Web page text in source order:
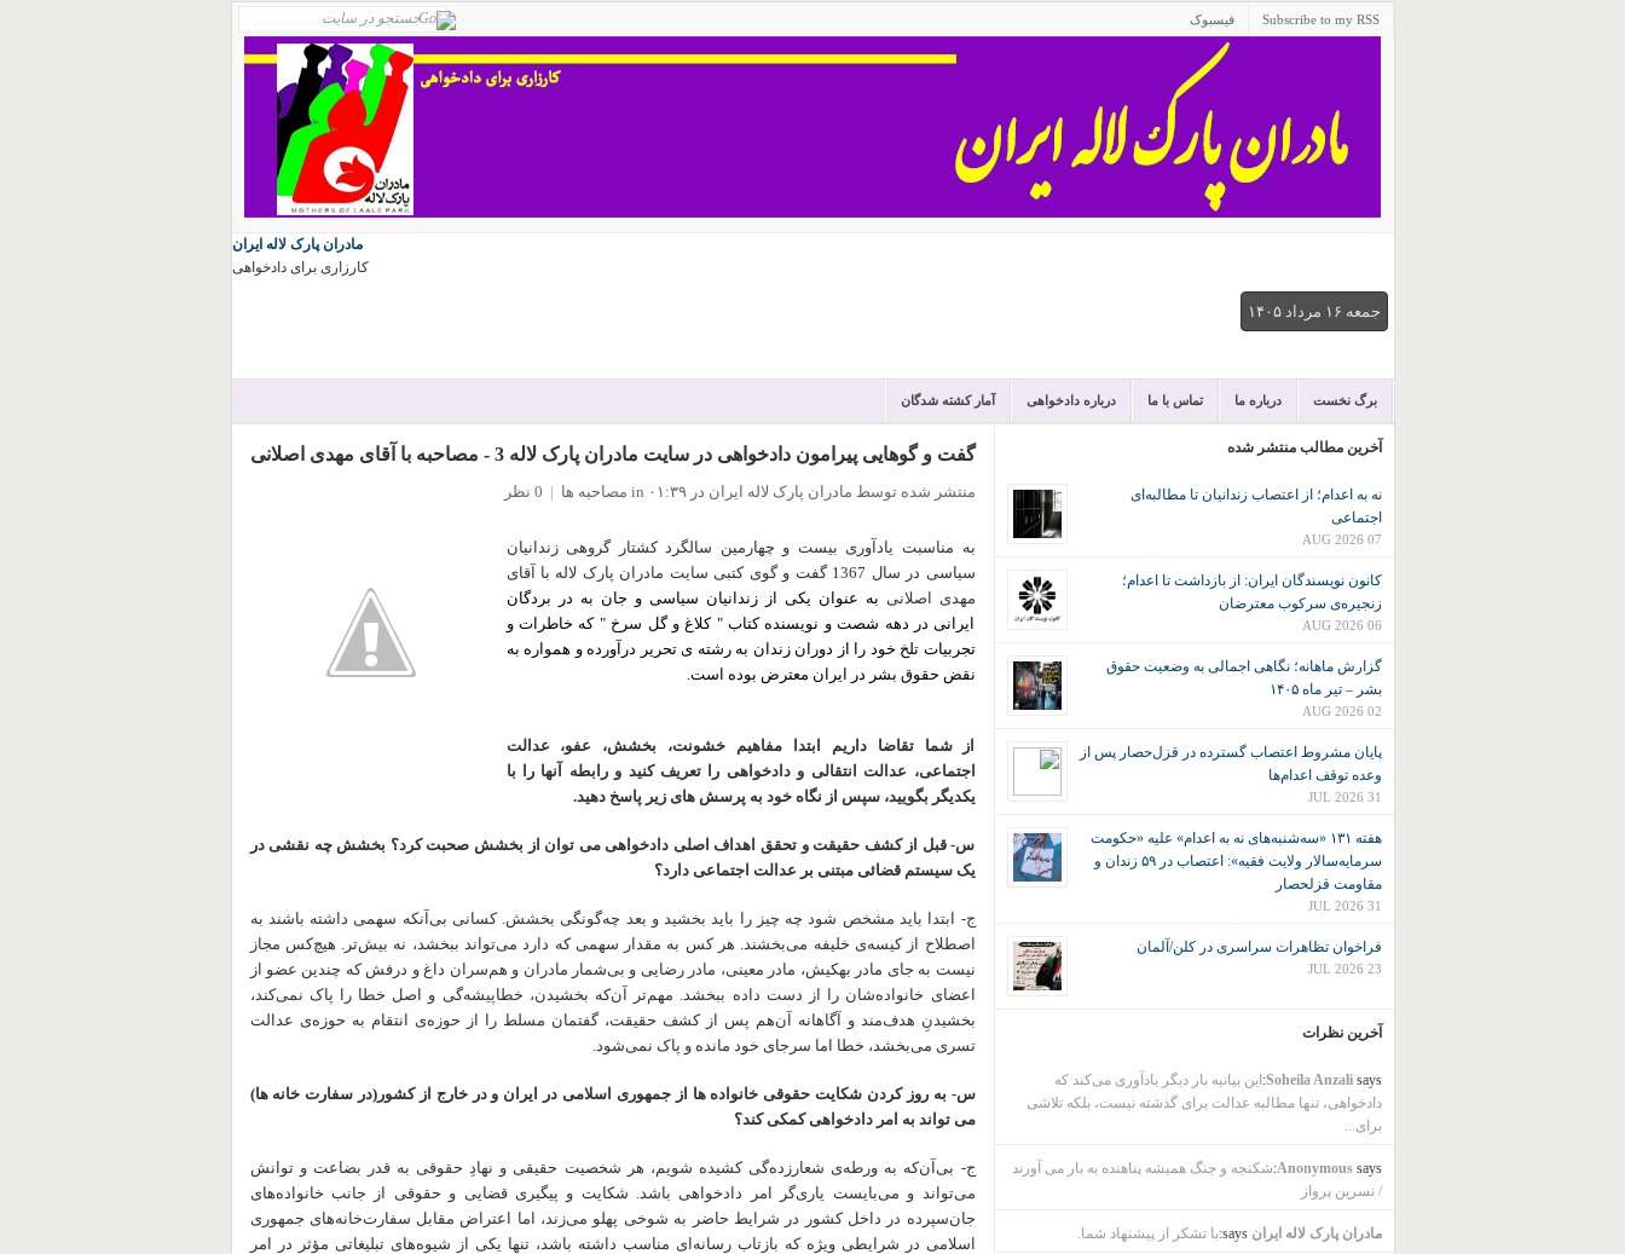
Subscribe to my RSS فیسبوک
مادران پارک لاله ایران
کارزاری برای دادخواهی
جمعه ۱۶ مرداد ۱۴۰۵
برگ نخست درباره ما تماس با ما درباره دادخواهی آمار کشته شدگان
گفت و گوهایی پیرامون دادخواهی در سایت مادران پارک لاله 3 - مصاحبه با آقای مهدی اصلانی
منتشر شده توسط مادران پارک لاله ایران در ۰۱:۳۹ in مصاحبه ها | 0 نظر
به مناسبت یادآوری بیست و چهارمین سالگرد کشتار گروهیزندانیان
سیاسی در سال
1367 گفت و گوی کتبی سایت مادران پارک لاله با آقای
مهدی اصلانی به عنوان یکی از زندانیان سیاسی و جان به در بردگان
ایرانی در دهه شصت و نویسنده کتاب " کلاغ و گل سرخ " که خاطرات و
تجربیات تلخ خود را از دوران زندان به رشته ی تحریر درآورده و همواره به
نقض حقوق بشر در ایران معترض بوده است.
از شما تقاضا داریم ابتدا مفاهیم خشونت، بخشش، عفو، عدالت
اجتماعی، عدالت انتقالی و دادخواهی را تعریف کنید و رابطه آنها را با
یکدیگر بگویید، سپس از نگاه خود به پرسش های زیر پاسخ دهید.
س- قبل از کشف حقیقت و تحقق اهداف اصلی دادخواهی می توان از بخشش صحبت کرد؟ بخشش چه نقشی در
یک سیستم قضائی مبتنی بر عدالت اجتماعی دارد؟
ج- ابتدا باید مشخص شود چه چیز را باید بخشید و بعد چه‌گونگی بخشش. کسانی بی‌آنکه سهمی داشته باشند به
اصطلاح از کیسه‌ی خلیفه می‌بخشند. هر کس به مقدار سهمی که دارد می‌تواند ببخشد، نه بیش‌تر. هیچ‌کس مجاز
نیست به جای مادر بهکیش، مادر معینی، مادر رضایی و بی‌شمار مادران و هم‌سران داغ و درفش که چندین عضو از
اعضای خانواده‌شان را از دست داده ببخشد. مهم‌تر آن‌که بخشیدن، خطا‌پیشه‌گی و اصل خطا را پاک نمی‌کند،
بخشیدنِ هدف‌مند و آگاهانه آن‌هم پس از کشف حقیقت، گفتمان مسلط را از حوزه‌ی انتقام به حوزه‌ی عدالت
تسری می‌بخشد، خطا اما سرجای خود مانده و پاک نمی‌شود.
س- به روز کردن شکایت حقوقی خانواده ها از جمهوری اسلامی در ایران و در خارج از کشور(در سفارت خانه ها)
می تواند به امر دادخواهی کمکی کند؟
ج- بی‌آن‌که به ورطه‌ی شعارزده‌گی کشیده شویم، هر شخصیت حقیقی و نهادِ حقوقی به قدر بضاعت و توانش
می‌تواند و می‌بایست یاری‌گر امر داد‌خواهی باشد. شکایت و پیگیری قضایی و حقوقی از جانب خانواده‌های
جان‌سپرده‌ در داخل کشور در شرایط حاضر به شوخی پهلو می‌زند، اما اعتراض مقابل سفارت‌خانه‌های جمهوری
اسلامی در شرایطی ویژه که بازتاب رسانه‌ای مناسب داشته باشد، تنها یکی از شیوه‌های تبلیغاتی مؤثر در امر
آخرین مطالب منتشر شده
نه به اعدام؛ از اعتصاب زندانیان تا مطالبه‌ای
اجتماعی
07 AUG 2026
کانون نويسندگان ايران: از بازداشت تا اعدام؛
زنجیره‌ی سرکوب معترضان
06 AUG 2026
گزارش ماهانه؛ نگاهی اجمالی به وضعیت حقوق
بشر – تیر ماه ۱۴۰۵
02 AUG 2026
پایان مشروط اعتصاب گسترده در قزل‌حصار پس از
وعده توقف اعدام‌ها
31 JUL 2026
هفته ۱۳۱ «سه‌شنبه‌های نه به اعدام» علیه «حکومت
سرمایه‌سالار ولایت فقیه»: اعتصاب در ۵۹ زندان و
مقاومت قزلحصار
31 JUL 2026
فراخوان تظاهرات سراسری در کلن/آلمان
23 JUL 2026
آخرین نظرات
Soheila Anzalisays:
این بیانیه بار دیگر یادآوری می‌کند که
دادخواهی، تنها مطالبه عدالت برای گذشته نیست، بلکه تلاشی
برای...
Anonymoussays:
شکنجه و جنگ همیشه پناهنده به بار می آورند
/ نسرین پرواز
مادران پارک لاله ایران says: با تشکر از پیشنهاد شما.